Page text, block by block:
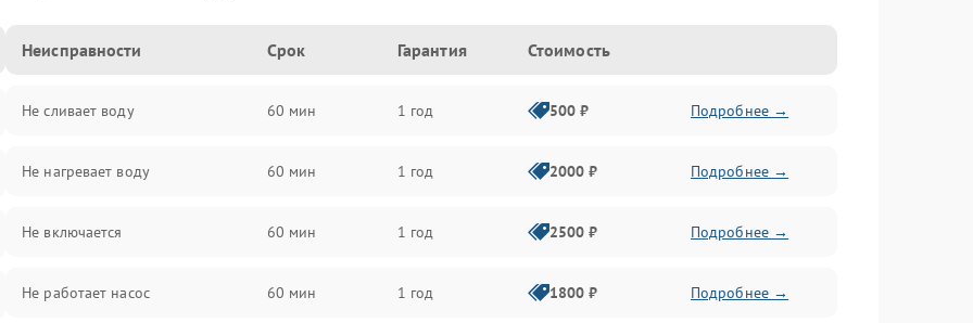
Неисправности Срок Гарантия Стоимость
Не сливает воду 60 мин 1 год 500 ₽ Подробнее →
Не нагревает воду 60 мин 1 год 2000 ₽ Подробнее →
Не включается 60 мин 1 год 2500 ₽ Подробнее →
Не работает насос 60 мин 1 год 1800 ₽ Подробнее →